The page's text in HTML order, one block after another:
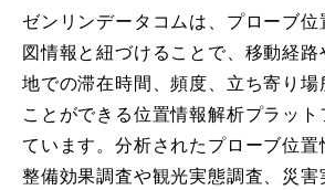
ゼンリンデータコムは、プローブ
図情報と紐づけることで、移動経路
地での滞在時間、頻度、立ち寄り場
ことができる位置情報解析プラット
ています。分析されたプローブ位置
整備効果調査や観光実態調査、災害